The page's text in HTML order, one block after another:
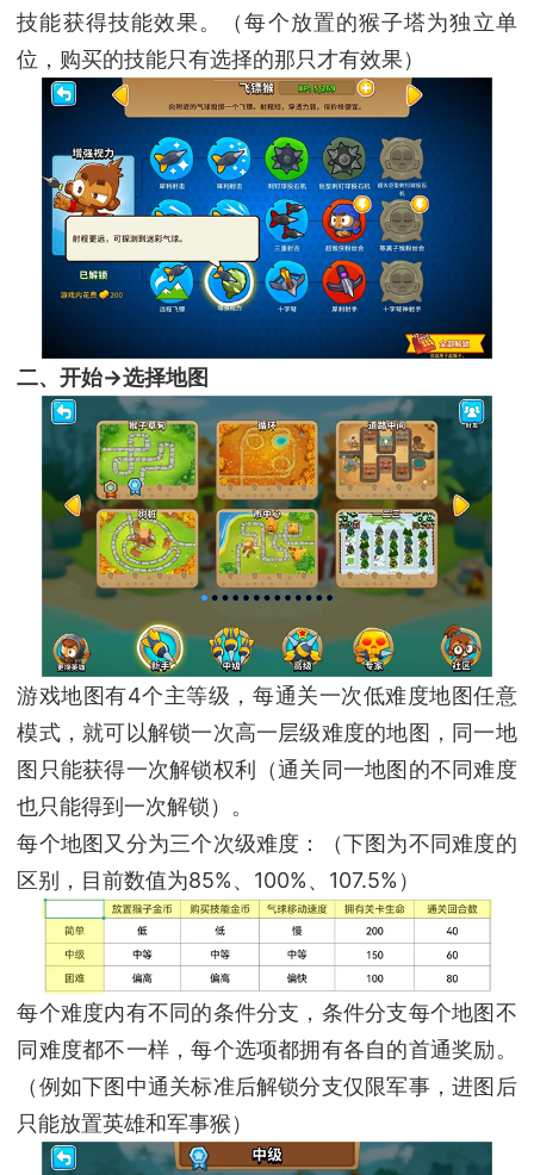
技能获得技能效果。（每个放置的猴子塔为独立单
位，购买的技能只有选择的那只才有效果）
二、开始→选择地图
游戏地图有4个主等级，每通关一次低难度地图任意
模式，就可以解锁一次高一层级难度的地图，同一地
图只能获得一次解锁权利（通关同一地图的不同难度
也只能得到一次解锁）。
每个地图又分为三个次级难度：（下图为不同难度的
区别，目前数值为85%、100%、107.5%）
每个难度内有不同的条件分支，条件分支每个地图不
同难度都不一样，每个选项都拥有各自的首通奖励。
（例如下图中通关标准后解锁分支仅限军事，进图后
只能放置英雄和军事猴）